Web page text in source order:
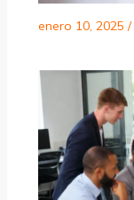
enero 10, 2025 /